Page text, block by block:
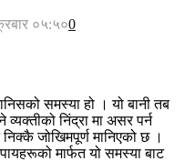
०५:५०0
समस्या हो । यो बानी तब
निंद्रा मा असर पर्न
जोखिमपूर्ण मानिएको छ ।
मार्फत यो समस्या बाट